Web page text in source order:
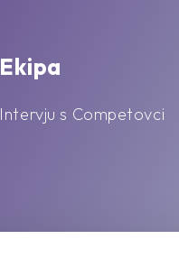
Ekipa
Intervju s Competovci